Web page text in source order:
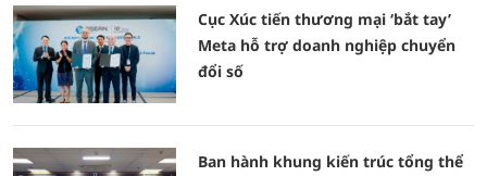
Cục Xúc tiến thương mại ‘bắt tay’
Meta hỗ trợ doanh nghiệp chuyển
đổi số
Ban hành khung kiến trúc tổng thể